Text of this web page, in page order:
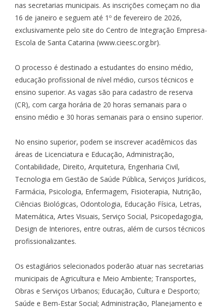
nas secretarias municipais. As inscrições começam no dia
16 de janeiro e seguem até 1º de fevereiro de 2026,
exclusivamente pelo site do Centro de Integração Empresa-
Escola de Santa Catarina (www.cieesc.org.br).
O processo é destinado a estudantes do ensino médio,
educação profissional de nível médio, cursos técnicos e
ensino superior. As vagas são para cadastro de reserva
(CR), com carga horária de 20 horas semanais para o
ensino médio e 30 horas semanais para o ensino superior.
No ensino superior, podem se inscrever acadêmicos das
áreas de Licenciatura e Educação, Administração,
Contabilidade, Direito, Arquitetura, Engenharia Civil,
Tecnologia em Gestão de Saúde Pública, Serviços Jurídicos,
Farmácia, Psicologia, Enfermagem, Fisioterapia, Nutrição,
Ciências Biológicas, Odontologia, Educação Física, Letras,
Matemática, Artes Visuais, Serviço Social, Psicopedagogia,
Design de Interiores, entre outras, além de cursos técnicos
profissionalizantes.
Os estagiários selecionados poderão atuar nas secretarias
municipais de Agricultura e Meio Ambiente; Transportes,
Obras e Serviços Urbanos; Educação, Cultura e Desporto;
Saúde e Bem-Estar Social; Administração, Planejamento e